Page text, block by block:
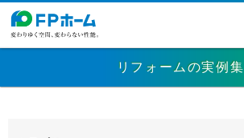
リフォームの実例集